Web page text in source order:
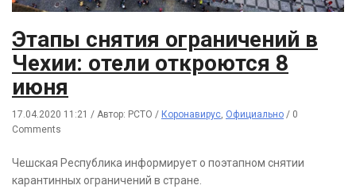
Этапы снятия ограничений в
Чехии: отели откроются 8
июня
17.04.2020 11:21 / Автор: РСТО / Коронавирус, Официально / 0
Comments
Чешская Республика информирует о поэтапном снятии
карантинных ограничений в стране.